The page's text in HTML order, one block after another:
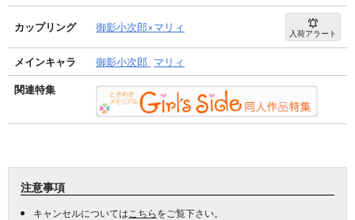
カップリング 御影小次郎×マリィ 入荷アラート
メインキャラ 御影小次郎 マリィ
関連特集
注意事項
キャンセルについては こちらをご覧下さい。